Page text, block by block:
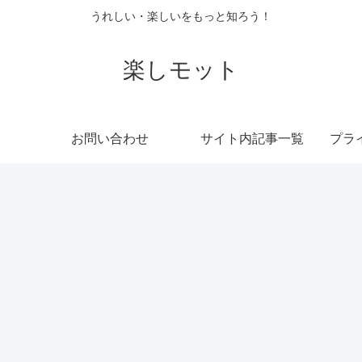
うれしい・楽しいをもっと知ろう！
楽しモット
お問い合わせ サイト内記事一覧 プラ